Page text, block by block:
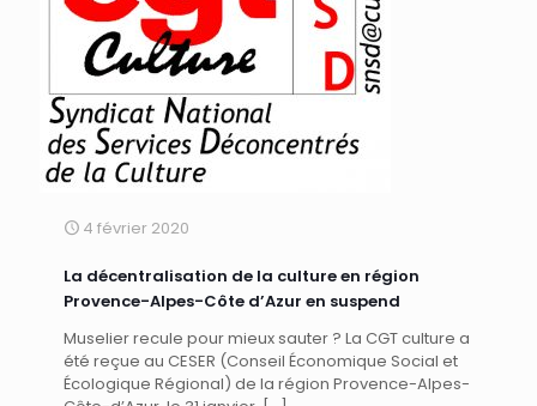
4 février 2020
La décentralisation de la culture en région
Provence-Alpes-Côte d’Azur en suspend
Muselier recule pour mieux sauter ? La CGT culture a
été reçue au CESER (Conseil Économique Social et
Écologique Régional) de la région Provence-Alpes-